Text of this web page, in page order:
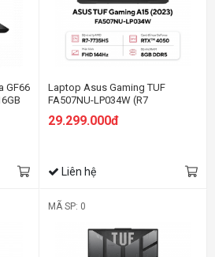
GF66
Laptop Asus Gaming TUF
FA507NU-LP034W (R7
7735HS/8GB RAM/512GB
SSD/15.6 FHD 144hz/RTX 4050
29.299.000đ
Liên hệ
MÃ SP: 0